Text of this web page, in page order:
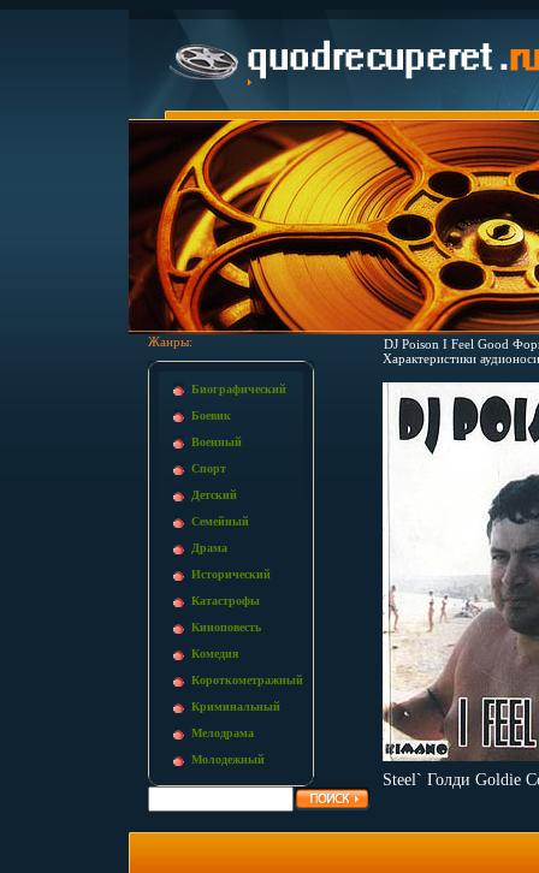
Жанры:
Биографический
Боевик
Военный
Спорт
Детский
Семейный
Драма
Исторический
Катастрофы
Киноповесть
Комедия
Короткометражный
Криминальный
Мелодрама
Молодежный
DJ Poison I Feel Good
Характеристики
Steel` Голди Goldie